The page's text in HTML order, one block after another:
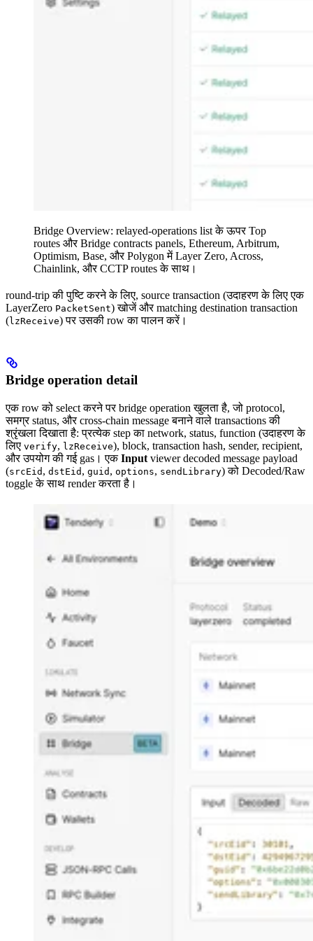
Bridge Overview: relayed-operations list के ऊपर Top
routes और Bridge contracts panels, Ethereum, Arbitrum,
Optimism, Base, और Polygon में Layer Zero, Across,
Chainlink, और CCTP routes के साथ।
round-trip की पुष्टि करने के लिए, source transaction (उदाहरण के लिए एक
LayerZero PacketSent) खोजें और matching destination transaction
(lzReceive) पर उसकी row का पालन करें।
Bridge operation detail
एक row को select करने पर bridge operation खुलता है, जो protocol,
समग्र status, और cross-chain message बनाने वाले transactions की
श्रृंखला दिखाता है: प्रत्येक step का network, status, function (उदाहरण के
लिए verify, lzReceive), block, transaction hash, sender, recipient,
और उपयोग की गई gas। एकInput viewer decoded message payload
(srcEid , dstEid , guid , options, sendLibrary) को Decoded/Raw
toggle के साथ render करता है।